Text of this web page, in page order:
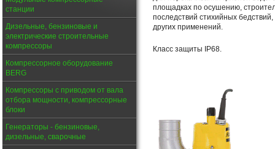
станции
Дизельные, бензиновые и
электрические строительные
компрессоры
Компрессорное оборудование
BERG
Компрессоры с приводом от вала
отбора мощности, компрессорные
блоки
Генераторы - бензиновые,
дизельные, сварочные
площадках по осушению,
последствий стихийных
других применений.
Класс защиты IP68.